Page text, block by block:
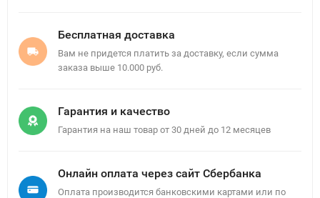
Бесплатная доставка
Вам не придется платить за доставку, если сумма
заказа выше 10.000 руб.
Гарантия и качество
Гарантия на наш товар от 30 дней до 12 месяцев
Онлайн оплата через сайт Сбербанка
Оплата производится банковскими картами или по